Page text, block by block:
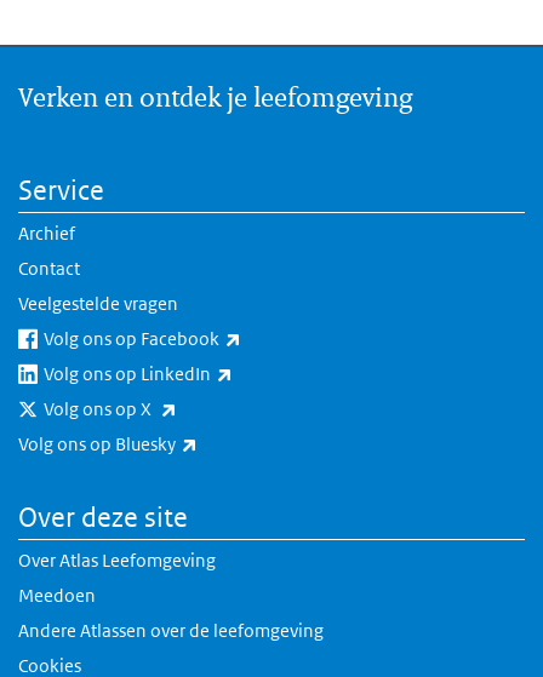
Verken en ontdek je leefomgeving
Service
Archief
Contact
Veelgestelde vragen
Volg ons op Facebook
Volg ons op LinkedIn
Volg ons op X
Volg ons op Bluesky
Over deze site
Over Atlas Leefomgeving
Meedoen
Andere Atlassen over de leefomgeving
Cookies